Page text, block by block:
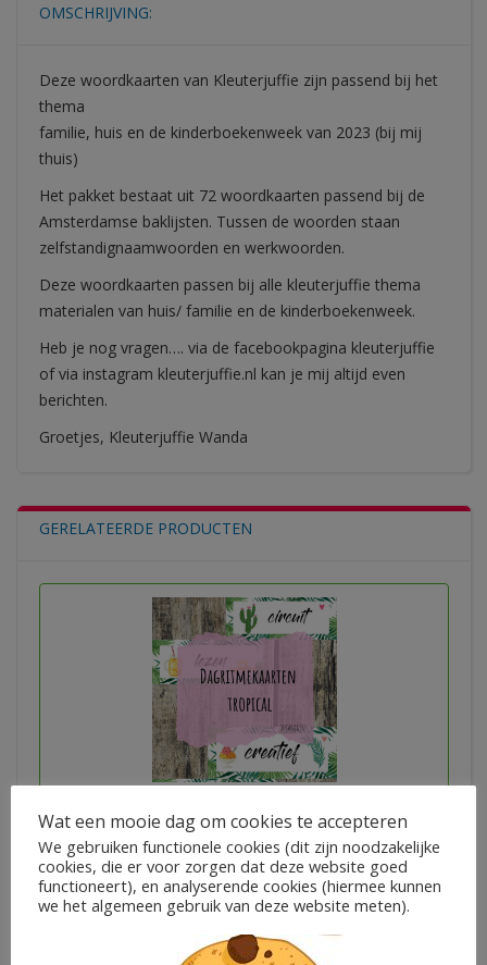
OMSCHRIJVING:
Deze woordkaarten van Kleuterjuffie zijn passend bij het
thema
familie, huis en de kinderboekenweek van 2023 (bij mij
thuis)
Het pakket bestaat uit 72 woordkaarten passend bij de
Amsterdamse baklijsten. Tussen de woorden staan
zelfstandignaamwoorden en werkwoorden.
Deze woordkaarten passen bij alle kleuterjuffie thema
materialen van huis/ familie en de kinderboekenweek.
Heb je nog vragen…. via de facebookpagina kleuterjuffie
of via instagram kleuterjuffie.nl kan je mij altijd even
berichten.
Groetjes, Kleuterjuffie Wanda
GERELATEERDE PRODUCTEN
€ 3,95
Juf Anja
Wat een mooie dag om cookies te accepteren
We gebruiken functionele cookies (dit zijn noodzakelijke
cookies, die er voor zorgen dat deze website goed
functioneert), en analyserende cookies (hiermee kunnen
we het algemeen gebruik van deze website meten).